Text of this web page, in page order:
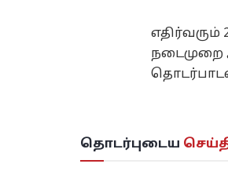
எதிர்வரும்
நடைமுறை
தொடர்புடைய